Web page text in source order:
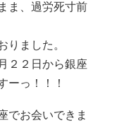
ま、過労死寸前
ました。
２２日から銀座
ーっ！！！
でお会いできま